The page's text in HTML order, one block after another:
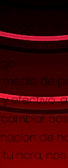
todo el día
tu
de
efectivo,
de
hora,